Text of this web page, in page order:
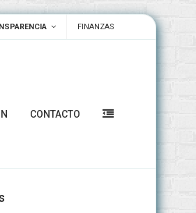
FINANZAS
CONTACTO